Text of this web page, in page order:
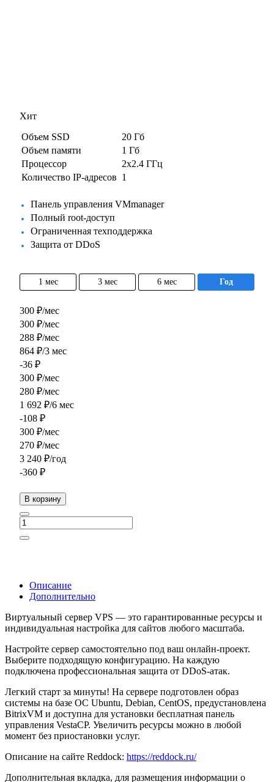
Хит
Объем SSD
20 Гб
Объем памяти
1 Гб
Процессор
2x2.4 ГГц
Количество IP-адресов 1
Панель управления VMmanager
Полный root-доступ
Ограниченная техподдержка
Защита от DDoS
1 мес 3 мес 6 мес год
300 ₽/мес
300 ₽/мес
288 ₽/мес
864 ₽/3 мес
-36 ₽
300 ₽/мес
280 ₽/мес
1 692 ₽/6 мес
-108 ₽
300 ₽/мес
270 ₽/мес
3 240 ₽/год
-360 ₽
В корзину
Описание
Дополнительно
Виртуальный сервер VPS — это гарантированные ресурсы и
индивидуальная настройка для сайтов любого масштаба.
Настройте сервер самостоятельно под ваш онлайн-проект.
Выберите подходящую конфигурацию. На каждую
подключена профессиональная защита от DDoS-атак.
Легкий старт за минуты! На сервере подготовлен образ
системы на базе ОС Ubuntu, Debian, CentOS, предустановлена
BitrixVM и доступна для установки бесплатная панель
управления VestaCP. Увеличить ресурсы можно в любой
момент без приостановки услуг.
Описание на сайте Reddock: https://reddock.ru/
Дополнительная вкладка, для размещения информации о